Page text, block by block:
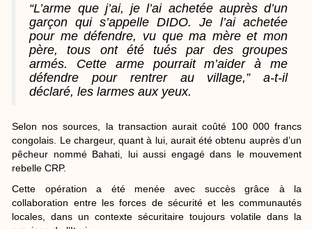
“L’arme que j’ai, je l’ai achetée auprès d’un
garçon qui s’appelle DIDO. Je l’ai achetée
pour me défendre, vu que ma mère et mon
père, tous ont été tués par des groupes
armés. Cette arme pourrait m’aider à me
défendre pour rentrer au village,” a-t-il
déclaré, les larmes aux yeux.
Selon nos sources, la transaction aurait coûté 100 000 francs
congolais. Le chargeur, quant à lui, aurait été obtenu auprès d’un
pêcheur nommé Bahati, lui aussi engagé dans le mouvement
rebelle CRP.
Cette opération a été menée avec succès grâce à la
collaboration entre les forces de sécurité et les communautés
locales, dans un contexte sécuritaire toujours volatile dans la